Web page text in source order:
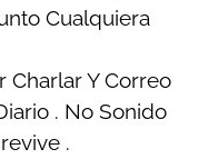
Cualquiera
Charlar Y Correo
. No Sonido
.